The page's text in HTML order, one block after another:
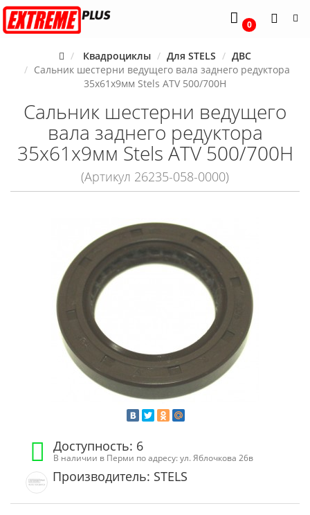
0
Квадроциклы Для STELS
ДВС
Сальник шестерни ведущего вала заднего редуктора
35x61x9мм Stels ATV 500/700H
Сальник шестерни ведущего
вала заднего редуктора
35x61x9мм Stels ATV 500/700H
(Артикул 26235-058-0000)
Доступность: 6
В наличии в Перми по адресу: ул. Яблочкова 26в
Производитель: STELS